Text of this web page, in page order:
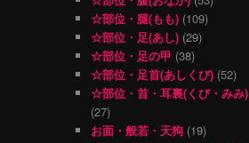
☆部位・腿(もも) (109)
☆部位・足(あし) (29)
☆部位・足の甲 (38)
☆部位・足首(あしくび) (52)
☆部位・首・耳裏(くび・みみ)
(27)
お面・般若・天狗 (19)